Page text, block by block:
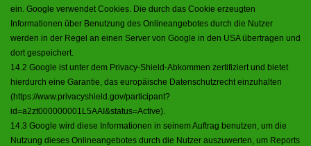
ein. Google verwendet Cookies. Die durch das Cookie erzeugten
Informationen über Benutzung des Onlineangebotes durch die Nutzer
werden in der Regel an einen Server von Google in den USA übertragen und
dort gespeichert.
14.2 Google ist unter dem Privacy-Shield-Abkommen zertifiziert und bietet
hierdurch eine Garantie, das europäische Datenschutzrecht einzuhalten
(https://www.privacyshield.gov/participant?
id=a2zt000000001L5AAI&status=Active).
14.3 Google wird diese Informationen in seinem Auftrag benutzen, um die
Nutzung dieses Onlineangebotes durch die Nutzer auszuwerten, um Reports